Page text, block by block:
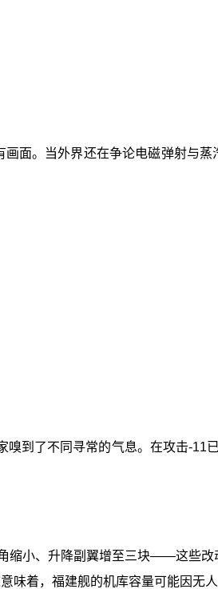
面。当外界还在争论电磁弹射与蒸
到了不同寻常的气息。在攻击-11
缩小、升降副翼增至三块——这些
着，福建舰的机库容量可能因无